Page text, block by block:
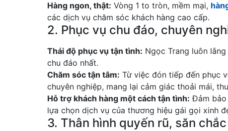
Hàng ngon, thật: Vòng 1 to tròn, mềm mại,
các dịch vụ chăm sóc khách hàng cao cấp.
2. Phục vụ chu đáo, chuyên
Thái độ phục vụ tận tình: Ngọc Trang luôn
chu đáo nhất.
Chăm sóc tận tâm: Từ việc đón tiếp đến phục
chuyên nghiệp, mang lại cảm giác thoải mái,
Hỗ trợ khách hàng một cách tận tình: Đảm bảo
lựa chọn dịch vụ của thương hiệu gái gọi xinh
3. Thân hình quyến rũ, săn chắc